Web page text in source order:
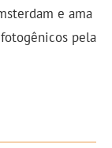
e ama
pela